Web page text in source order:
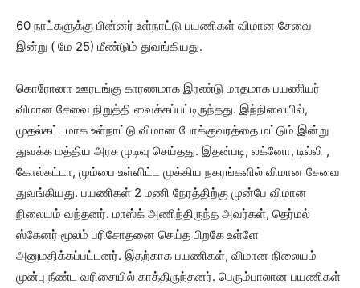
60 நாட்களுக்கு பின்னர் உள்நாட்டு பயணிகள் விமான சேவை
இன்று ( மே 25) மீண்டும் துவங்கியது.
கொரோனா ஊரடங்கு காரணமாக இரண்டு மாதமாக பயணியர்
விமான சேவை நிறுத்தி வைக்கப்பட்டிருந்தது. இந்நிலையில்,
முதல்கட்டமாக உள்நாட்டு விமான போக்குவரத்தை மட்டும் இன்று
துவக்க மத்திய அரசு முடிவு செய்தது. இதன்படி, லக்னோ, டில்லி ,
கோல்கட்டா, மும்பை உள்ளிட்ட முக்கிய நகரங்களில் விமான சேவை
துவங்கியது. பயணிகள் 2 மணி நேரத்திற்கு முன்பே விமான
நிலையம் வந்தனர். மாஸ்க் அணிந்திருந்த அவர்கள், தெர்மல்
ஸ்கேனர் மூலம் பரிசோதனை செய்த பிறகே உள்ளே
அனுமதிக்கப்பட்டனர். இதற்காக பயணிகள், விமான நிலையம்
முன்பு நீண்ட வரிசையில் காத்திருந்தனர். பெரும்பாலான பயணிகள்